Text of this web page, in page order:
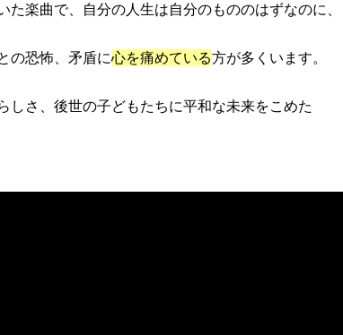
た楽曲で、自分の人生は自分のもののはずなのに、
の恐怖、矛盾に心を痛めている方が多くいます。
しさ、後世の子どもたちに平和な未来をこめた